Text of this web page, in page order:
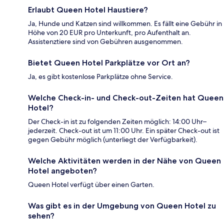
Erlaubt Queen Hotel Haustiere?
Ja, Hunde und Katzen sind willkommen. Es fällt eine Gebühr in
Höhe von 20 EUR pro Unterkunft, pro Aufenthalt an.
Assistenztiere sind von Gebühren ausgenommen.
Bietet Queen Hotel Parkplätze vor Ort an?
Ja, es gibt kostenlose Parkplätze ohne Service.
Welche Check-in- und Check-out-Zeiten hat Queen
Hotel?
Der Check-in ist zu folgenden Zeiten möglich: 14:00 Uhr–
jederzeit. Check-out ist um 11:00 Uhr. Ein später Check-out ist
gegen Gebühr möglich (unterliegt der Verfügbarkeit).
Welche Aktivitäten werden in der Nähe von Queen
Hotel angeboten?
Queen Hotel verfügt über einen Garten.
Was gibt es in der Umgebung von Queen Hotel zu
sehen?